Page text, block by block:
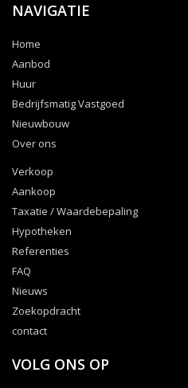
NAVIGATIE
Home
Aanbod
Huur
Bedrijfsmatig Vastgoed
Nieuwbouw
Over ons
Verkoop
Aankoop
Taxatie / Waardebepaling
Hypotheken
Referenties
FAQ
Nieuws
Zoekopdracht
contact
VOLG ONS OP